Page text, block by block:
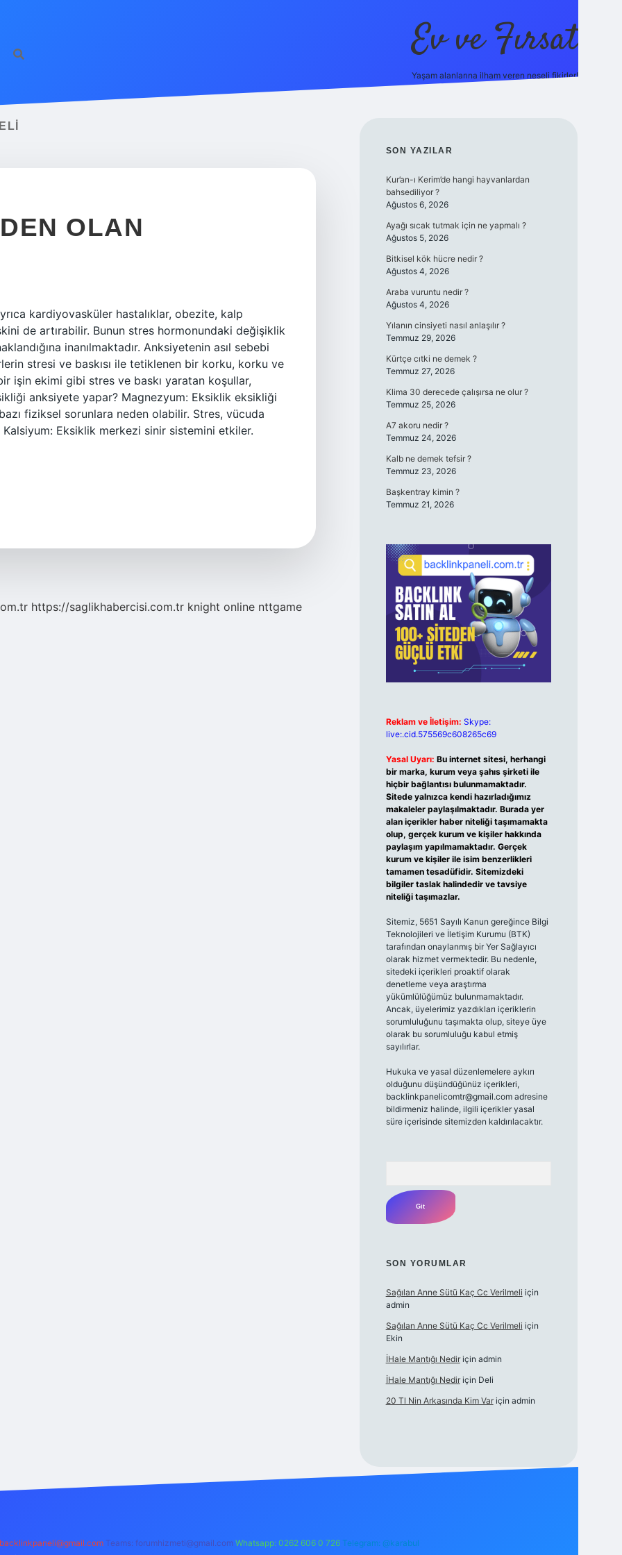
Ev ve Fırsat
Yaşam alanlarına ilham veren neşeli fikirler!
OLAN
kardiyovasküler hastalıklar, obezite, kalp
de artırabilir. Bunun stres hormonundaki değişiklik
inanılmaktadır. Anksiyetenin asıl sebebi
stresi ve baskısı ile tetiklenen bir korku, korku ve
işin ekimi gibi stres ve baskı yaratan koşullar,
anksiyete yapar? Magnezyum: Eksiklik eksikliği
fiziksel sorunlara neden olabilir. Stres, vücuda
Eksiklik merkezi sinir sistemini etkiler.
https://saglikhabercisi.com.tr knight online nttgame
SIDEBAR
SON YAZILAR
Kur’an-ı Kerim’de hangi hayvanlardan
bahsediliyor ?
Ağustos 6, 2026
Ayağı sıcak tutmak için ne yapmalı ?
Ağustos 5, 2026
Bitkisel kök hücre nedir ?
Ağustos 4, 2026
Araba vuruntu nedir ?
Ağustos 4, 2026
Yılanın cinsiyeti nasıl anlaşılır ?
Temmuz 29, 2026
Kürtçe cıtki ne demek ?
Temmuz 27, 2026
Klima 30 derecede çalışırsa ne olur ?
Temmuz 25, 2026
A7 akoru nedir ?
Temmuz 24, 2026
Kalb ne demek tefsir ?
Temmuz 23, 2026
Başkentray kimin ?
Temmuz 21, 2026
Reklam ve İletişim: Skype:
live:.cid.575569c608265c69
Yasal Uyarı: Bu internet sitesi, herhangi
bir marka, kurum veya şahıs şirketi ile
hiçbir bağlantısı bulunmamaktadır.
Sitede yalnızca kendi hazırladığımız
makaleler paylaşılmaktadır. Burada yer
alan içerikler haber niteliği taşımamakta
olup, gerçek kurum ve kişiler hakkında
paylaşım yapılmamaktadır. Gerçek
kurum ve kişiler ile isim benzerlikleri
tamamen tesadüfidir. Sitemizdeki
bilgiler taslak halindedir ve tavsiye
niteliği taşımazlar.
Sitemiz, 5651 Sayılı Kanun gereğince Bilgi
Teknolojileri ve İletişim Kurumu (BTK)
tarafından onaylanmış bir Yer Sağlayıcı
olarak hizmet vermektedir. Bu nedenle,
sitedeki içerikleri proaktif olarak
denetleme veya araştırma
yükümlülüğümüz bulunmamaktadır.
Ancak, üyelerimiz yazdıkları içeriklerin
sorumluluğunu taşımakta olup, siteye üye
olarak bu sorumluluğu kabul etmiş
sayılırlar.
Hukuka ve yasal düzenlemelere aykırı
olduğunu düşündüğünüz içerikleri,
backlinkpanelicomtr@gmail.comadresine
bildirmeniz halinde, ilgili içerikler yasal
süre içerisinde sitemizden kaldırılacaktır.
SON YORUMLAR
Sağılan Anne Sütü Kaç Cc Verilmeli için
admin
Sağılan Anne Sütü Kaç Cc Verilmeli için
Ekin
İHale Mantığı Nediriçin admin
İHale Mantığı Nediriçin Deli
20 Tl Nin Arkasında Kim Variçin admin
backlinkpaneli@gmail.com Teams: forumhizmeti@gmail.com Whatsapp: 0262 606 0 726 Telegram: @karabul